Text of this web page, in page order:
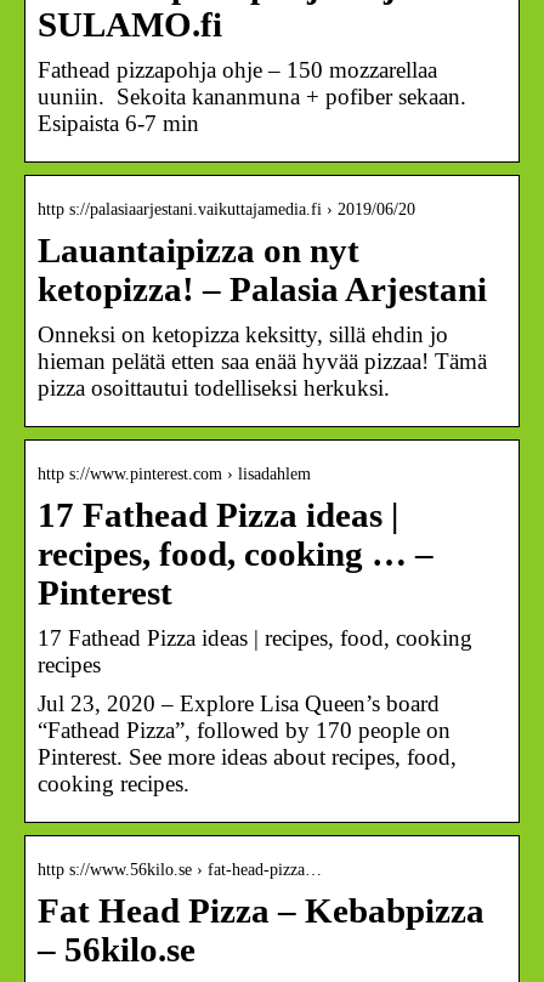
SULAMO.fi
Fathead pizzapohja ohje – 150 mozzarellaa
uuniin. Sekoita kananmuna + pofiber sekaan.
Esipaista 6-7 min
http s://palasiaarjestani.vaikuttajamedia.fi › 2019/06/20
Lauantaipizza on nyt
ketopizza! – Palasia Arjestani
Onneksi on ketopizza keksitty, sillä ehdin jo
hieman pelätä etten saa enää hyvää pizzaa! Tämä
pizza osoittautui todelliseksi herkuksi.
http s://www.pinterest.com › lisadahlem
17 Fathead Pizza ideas |
recipes, food, cooking … –
Pinterest
17 Fathead Pizza ideas | recipes, food, cooking
recipes
Jul 23, 2020 – Explore Lisa Queen’s board
“Fathead Pizza”, followed by 170 people on
Pinterest. See more ideas about recipes, food,
cooking recipes.
http s://www.56kilo.se › fat-head-pizza…
Fat Head Pizza – Kebabpizza
– 56kilo.se